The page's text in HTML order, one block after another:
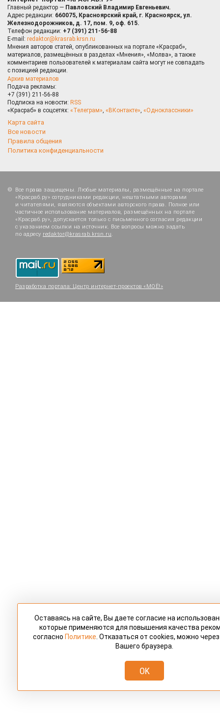
Главный редактор — Павловский Владимир Евгеньевич.
Адрес редакции: 660075, Красноярский край, г. Красноярск, ул.
Железнодорожников, д. 17, пом. 9, оф. 615.
Телефон редакции: +7 (391) 211-56-88
E-mail: redaktor@krasrab.krsn.ru
Мнения авторов статей, опубликованных на портале «Красраб»,
материалов, размещённых в разделах «Мнения», «Молва», а также
комментариев пользователей к материалам сайта могут не совпадать
с позицией редакции.
Архив материалов
Подача рекламы:
+7 (391) 211-56-88
Подписка на новости: RSS
«Красраб» в соцсетях: «Телеграм», «ВКонтакте», «Одноклассники»
Карта сайта
Все новости
Правила общения
Политика конфиденциальности
Все права защищены. Любые материалы, размещённые на портале
«Красраб.ру» сотрудниками редакции, нештатными авторами
и читателями, являются объектами авторского права. Полное или
частичное использование материалов, размещённых на портале
«Красраб.ру», допускается только с письменного согласия редакции
с указанием ссылки на источник. Все вопросы можно задать
по адресу redaktor@krasrab.krsn.ru.
Разработка портала: Центр интернет-проектов «МОЁ!»
Оставаясь на сайте, Вы даете согласие на
которые применяются для повышения качества
согласно Политике . Отказаться от cookies, можно
Вашего браузера.
OK